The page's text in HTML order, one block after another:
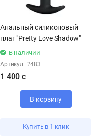
Анальный силиконовый
плаг "Pretty Love Shadow"
В наличии
Артикул: 2483
1 400 с
В корзину
Купить в 1 клик